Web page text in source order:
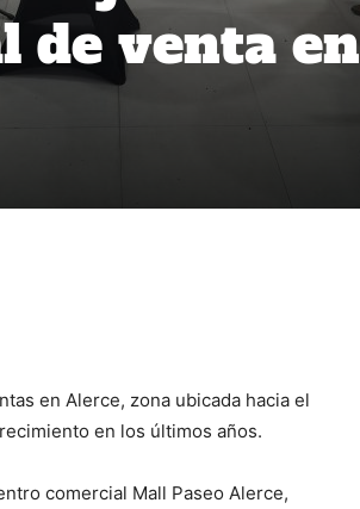
de venta en
en Alerce, zona ubicada hacia el
en los últimos años.
comercial Mall Paseo Alerce,